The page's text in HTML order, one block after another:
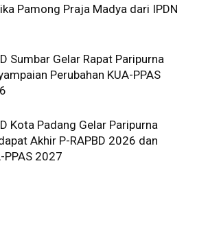
Pamong Praja Madya dari IPDN
Sumbar Gelar Rapat Paripurna
Perubahan KUA-PPAS
Kota Padang Gelar Paripurna
Akhir P-RAPBD 2026 dan
PPAS 2027